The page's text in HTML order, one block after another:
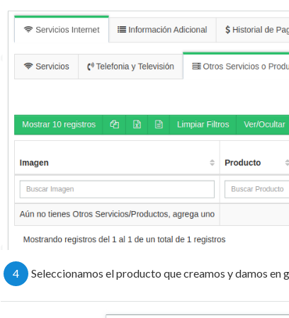
4 Seleccionamos el producto que creamos y damos en